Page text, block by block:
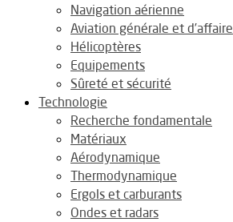
Navigation aérienne
Aviation générale et d’affaire
Hélicoptères
Equipements
Sûreté et sécurité
Technologie
Recherche fondamentale
Matériaux
Aérodynamique
Thermodynamique
Ergols et carburants
Ondes et radars